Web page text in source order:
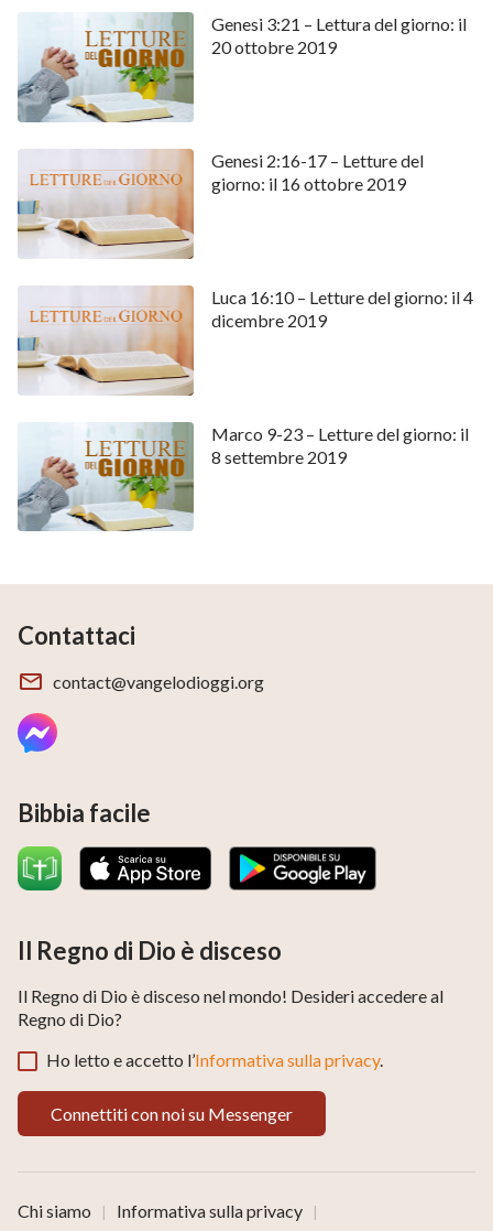
Genesi 3:21 – Lettura del giorno: il
20 ottobre 2019
Genesi 2:16-17 – Letture del
giorno: il 16 ottobre 2019
Luca 16:10 – Letture del giorno: il 4
dicembre 2019
Marco 9-23 – Letture del giorno: il
8 settembre 2019
Contattaci
contact@vangelodioggi.org
Bibbia facile
Il Regno di Dio è disceso
Il Regno di Dio è disceso nel mondo! Desideri accedere al
Regno di Dio?
Ho letto e accetto l’Informativa sulla privacy.
Connettiti con noi su Messenger
Chi siamo Informativa sulla privacy